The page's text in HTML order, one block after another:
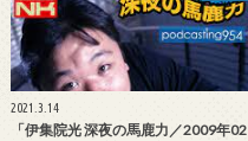
2021.3.14
「伊集院光 深夜の馬鹿力／2009年02